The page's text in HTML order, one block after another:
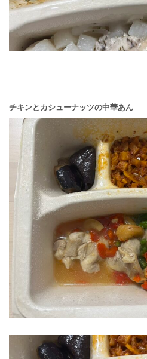
チキンとカシューナッツの中華あん